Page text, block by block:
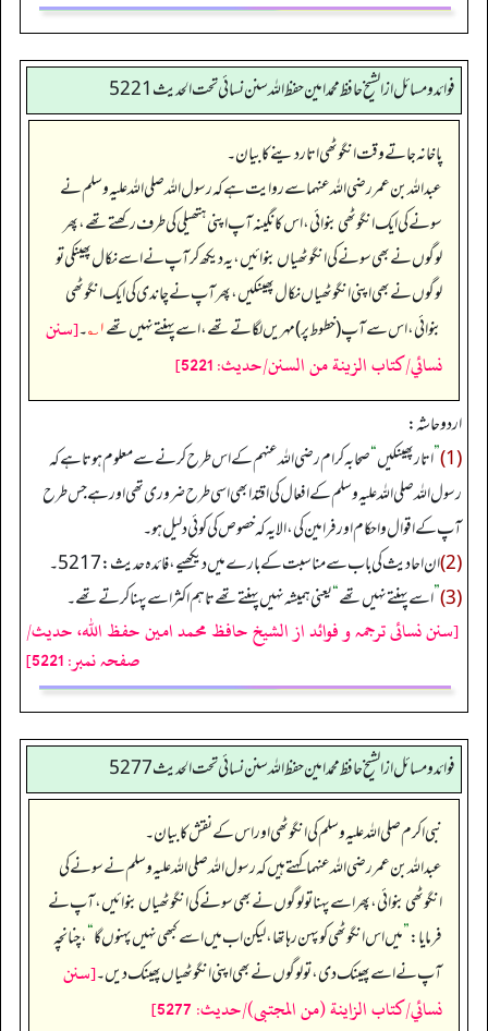
فوائد ومسائل از الشيخ حافظ محمد امين حفظ الله سنن نسائي تحت الحديث5221
پاخانہ جاتے وقت انگوٹھی اتار دینے کا بیان۔
عبداللہ بن عمر رضی اللہ عنہما سے روایت ہے کہ رسول اللہ صلی اللہ علیہ وسلم نے
سونے کی ایک انگوٹھی بنوائی، اس کا نگینہ آپ اپنی ہتھیلی کی طرف رکھتے تھے، پھر
لوگوں نے بھی سونے کی انگوٹھیاں بنوائیں، یہ دیکھ کر آپ نے اسے نکال پھینکی تو
لوگوں نے بھی اپنی انگوٹھیاں نکال پھینکیں، پھر آپ نے چاندی کی ایک انگوٹھی
بنوائی، اس سے آپ (خطوط پر) مہریں لگاتے تھے، اسے پہنتے نہیں تھے۱؎ ۔[سنن
نسائي/كتاب الزينة من السنن/حدیث: 5221]
اردو حاشہ:
(1)
”اتار پھینکیں“صحابہ کرام رضی اللہ عنہم کے اس طرح کرنے سے معلوم ہوتا ہے کہ
رسول اللہ صلی اللہ علیہ وسلم کے افعال کی اقتدا بھی اسی طرح ضروری تھی اور ہے جس طرح
آپ کے اقوال و احکام اور فرامین کی، الا یہ کہ خصوص کی کوئی دلیل ہو۔
(2) ان احادیث کی باب سے مناسبت کے بار ے میں دیکھیے، فائدہ حدیث:5217۔
(3)
”اسے پہنتے نہیں تھے“یعنی ہمیشہ نہیں پہنتے تھے تاہم اکثر اسے پہنا کرتے تھے۔
[سنن نسائی ترجمہ و فوائد از الشیخ حافظ محمد امین حفظ اللہ، حدیث/
صفحہ نمبر: 5221]
فوائد ومسائل از الشيخ حافظ محمد امين حفظ الله سنن نسائي تحت الحديث5277
نبی اکرم صلی اللہ علیہ وسلم کی انگوٹھی اور اس کے نقش کا بیان۔
عبداللہ بن عمر رضی اللہ عنہما کہتے ہیں کہ رسول اللہ صلی اللہ علیہ وسلم نے سونے کی
انگوٹھی بنوائی، پھر اسے پہنا تو لوگوں نے بھی سونے کی انگوٹھیاں بنوائیں، آپ نے
فرمایا:”میں اس انگوٹھی کو پہن رہا تھا، لیکن اب میں اسے کبھی نہیں پہنوں گا“، چنانچہ
آپ نے اسے پھینک دی، تو لوگوں نے بھی اپنی انگوٹھیاں پھینک دیں۔[سنن
نسائي/كتاب الزاينة (من المجتبى)/حدیث: 5277]